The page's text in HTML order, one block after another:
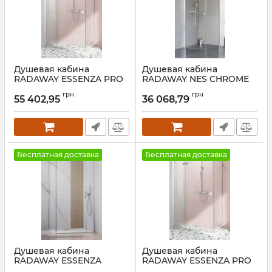
Душевая кабина
RADAWAY ESSENZA PRO
Левая
Артикул:10097100-01-
01L+10098100-01-01
55 402,95 грн
Душевая кабина
RADAWAY NES CHROME
Артикул:10022100-01-
36 068,79 грн
Бесплатная доставка
Душевая кабина
RADAWAY ESSENZA
Бесплатная доставка
Душевая кабина
RADAWAY ESSENZA PRO